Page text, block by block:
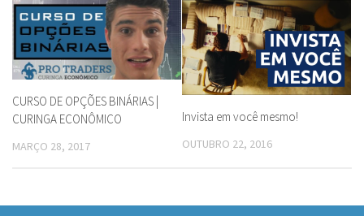
CURSO DE OPÇÕES BINÁRIAS |
CURINGA ECONÔMICO
MARÇO 28, 2017
Invista em você mesmo!
OUTUBRO 22, 2016